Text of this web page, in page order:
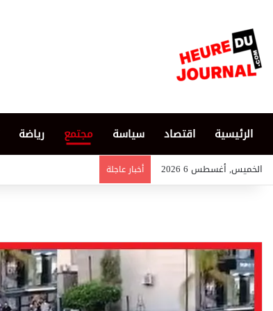
الرئيسية اقتصاد سياسة مجتمع رياضة
الخميس, أغسطس 6 2026 أخبار عاجلة